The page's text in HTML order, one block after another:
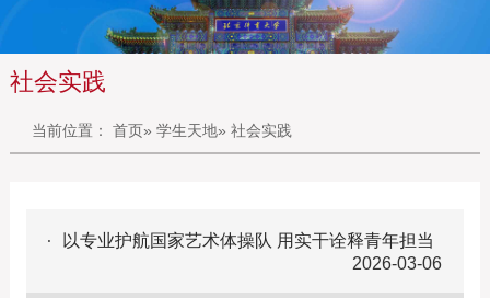
社会实践
当前位置： 首页» 学生天地» 社会实践
以专业护航国家艺术体操队 用实干诠释青年担当
2026-03-06